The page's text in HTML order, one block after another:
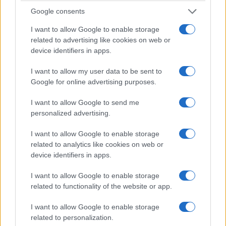
Google consents
I want to allow Google to enable storage
related to advertising like cookies on web or
device identifiers in apps.
I want to allow my user data to be sent to
Google for online advertising purposes.
I want to allow Google to send me
personalized advertising.
I want to allow Google to enable storage
related to analytics like cookies on web or
device identifiers in apps.
I want to allow Google to enable storage
related to functionality of the website or app.
I want to allow Google to enable storage
related to personalization.
pertinents détaillés ci-dessous.
Travailleurs très hautement qualifiés
Visa de demandeur d’emploi : 150 EUR (166 USD)
Demande : 120 EUR (132 USD)
Subvention : 20 EUR (22 USD)
Personnalisation : 20 EUR (22 USD)
pénurie
Subvention : 20 EUR (22 USD)
Personnalisation : 20 EUR (22 USD)
Fondateurs de start-up